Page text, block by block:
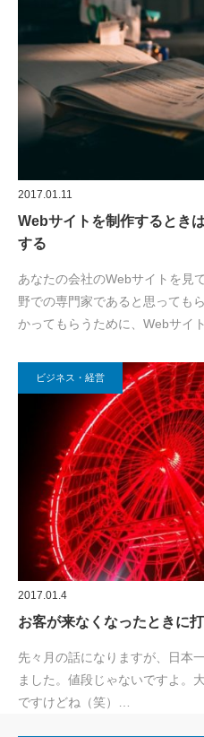
2017.01.11
Webサイトを制作するとき
する
あなたの会社のWebサイトを見
野での専門家であると思っても
かってもらうために、Webサイ
ビジネス・経営
2017.01.4
お客が来なくなったときに
先々月の話になりますが、日本
ました。値段じゃないですよ。
ですけどね（笑）…